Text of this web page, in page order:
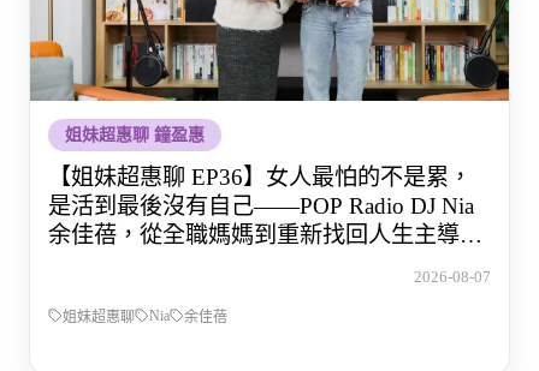
姐妹超惠聊 鐘盈惠
【姐妹超惠聊 EP36】女人最怕的不是累，
是活到最後沒有自己——POP Radio DJ Nia
余佳蓓，從全職媽媽到重新找回人生主導權
2026-08-07
姐妹超惠聊 Nia 余佳蓓